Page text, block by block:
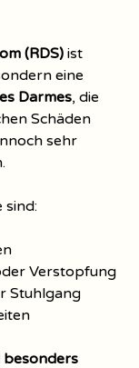
(RDS) ist
eine
Darmes, die
Schäden
sehr
sind:
Verstopfung
Stuhlgang
besonders